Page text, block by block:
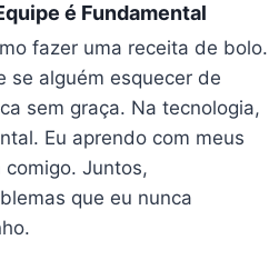
é Fundamental
fazer uma receita de bolo.
se alguém esquecer de
sem graça. Na tecnologia,
Eu aprendo com meus
Juntos,
que eu nunca